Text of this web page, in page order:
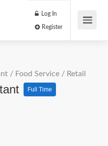
Log In
/ Food Service / Retail
Full Time